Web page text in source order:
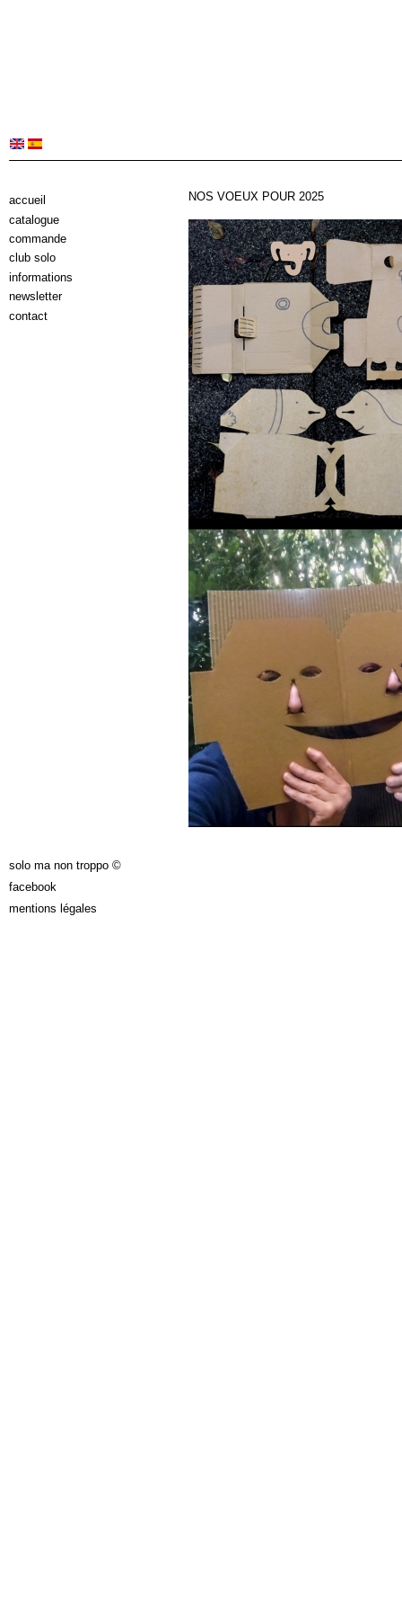
NOS VOEUX POUR 2025
accueil
catalogue
commande
club solo
informations
newsletter
contact
solo ma non troppo ©
facebook
mentions légales